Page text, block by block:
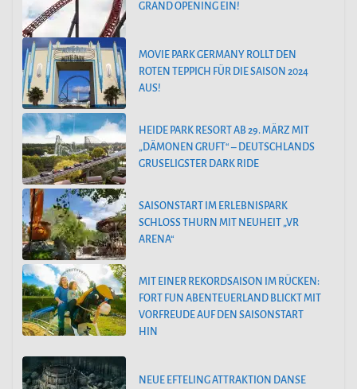
GRAND OPENING EIN!
MOVIE PARK GERMANY ROLLT DEN
ROTEN TEPPICH FÜR DIE SAISON 2024
AUS!
HEIDE PARK RESORT AB 29. MÄRZ MIT
„DÄMONEN GRUFT“ – DEUTSCHLANDS
GRUSELIGSTER DARK RIDE
SAISONSTART IM ERLEBNISPARK
SCHLOSS THURN MIT NEUHEIT „VR
ARENA“
MIT EINER REKORDSAISON IM RÜCKEN:
FORT FUN ABENTEUERLAND BLICKT MIT
VORFREUDE AUF DEN SAISONSTART
HIN
NEUE EFTELING ATTRAKTION DANSE